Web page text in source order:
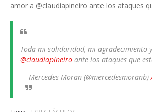
amor a @claudiapineiro ante los ataques
Toda mi solidaridad, mi agradecimiento
@claudiapineiro ante los ataques que
— Mercedes Moran (@mercedesmoranb)